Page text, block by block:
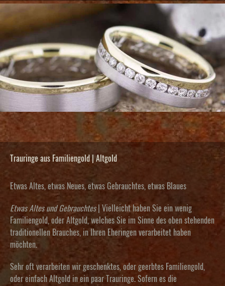
Trauringe aus Familiengold | Altgold
Etwas Altes, etwas Neues, etwas Gebrauchtes, etwas Blaues
Etwas Altes und Gebrauchtes| Vielleicht haben Sie ein wenig
Familiengold, oder Altgold, welches Sie im Sinne des oben stehenden
traditionellen Brauches, in Ihren Eheringen verarbeitet haben
möchten.
Sehr oft verarbeiten wir geschenktes, oder geerbtes Familiengold,
oder einfach Altgold in ein paar Trauringe . Sofern es die